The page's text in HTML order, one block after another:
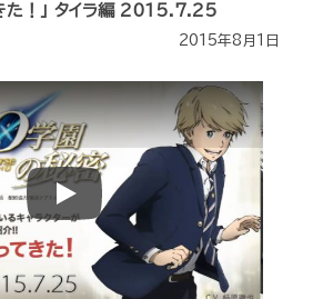
た！」 タイラ編 2015.7.25
2015年8月1日
Play